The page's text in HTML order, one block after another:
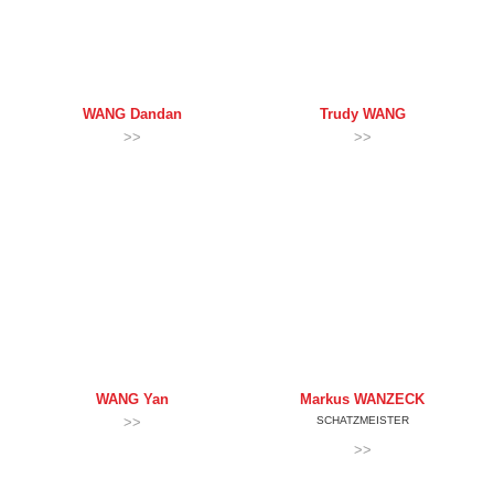
WANGDandan
>>
Trudy WANG
>>
WANGYan
>>
Markus WANZECK
SCHATZMEISTER
>>